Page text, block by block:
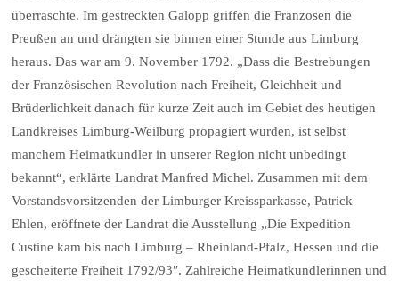
überraschte. Im gestreckten Galopp griffen die Franzosen die
Preußen an und drängten sie binnen einer Stunde aus Limburg
heraus. Das war am 9. November 1792. „Dass die Bestrebungen
der Französischen Revolution nach Freiheit, Gleichheit und
Brüderlichkeit danach für kurze Zeit auch im Gebiet des heutigen
Landkreises Limburg-Weilburg propagiert wurden, ist selbst
manchem Heimatkundler in unserer Region nicht unbedingt
bekannt“, erklärte Landrat Manfred Michel. Zusammen mit dem
Vorstandsvorsitzenden der Limburger Kreissparkasse, Patrick
Ehlen, eröffnete der Landrat die Ausstellung „Die Expedition
Custine kam bis nach Limburg – Rheinland-Pfalz, Hessen und die
gescheiterte Freiheit 1792/93″. Zahlreiche Heimatkundlerinnen und